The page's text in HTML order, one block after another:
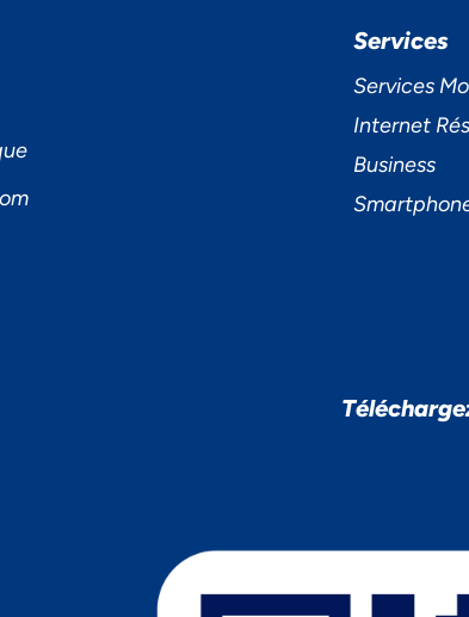
Services
Services
Internet
Business